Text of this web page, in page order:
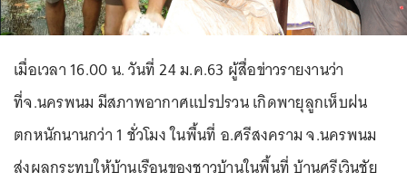
เมื่อเวลา 16.00 น. วันที่ 24 ม.ค.63 ผู้สื่อข่าวรายงานว่า
ที่จ.นครพนม มีสภาพอากาศแปรปรวน เกิดพายุลูกเห็บฝน
ตกหนักนานกว่า 1 ชั่วโมง ในพื้นที่ อ.ศรีสงคราม จ.นครพนม
ส่งผลกระทบให้บ้านเรือนของชาวบ้านในพื้นที่ บ้านศรีเวินชัย